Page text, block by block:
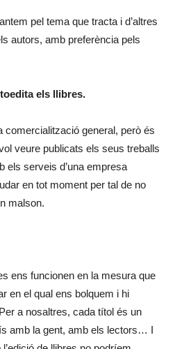
pel tema que tracta i d’altres
autors, amb preferència pels
els llibres.
general, però és
veure publicats els seus treballs
els serveis d’una empresa
en tot moment per tal de no
malson.
ens funcionen en la mesura que
en el qual ens bolquem i hi
a nosaltres, cada títol és un
amb la gent, amb els lectors… I